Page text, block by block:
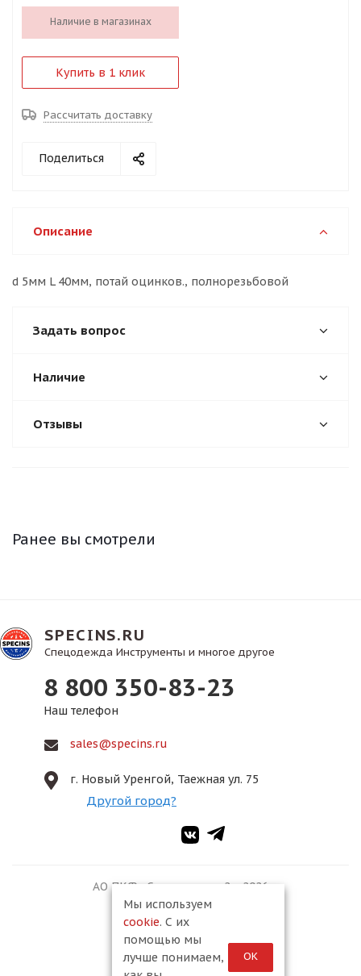
Наличие в магазинах
Купить в 1 клик
Рассчитать доставку
Поделиться
Описание
d 5мм L 40мм, потай оцинков., полнорезьбовой
Задать вопрос
Наличие
Отзывы
Ранее вы смотрели
SPECINS.RU
Спецодежда Инструменты и многое другое
8 800 350-83-23
Наш телефон
sales@specins.ru
г. Новый Уренгой, Таежная ул. 75
Другой город?
АО ПКФ «Спецмонтаж-2», 2026
Мы используем
cookie. С их
помощью мы
лучше понимаем,
ОК